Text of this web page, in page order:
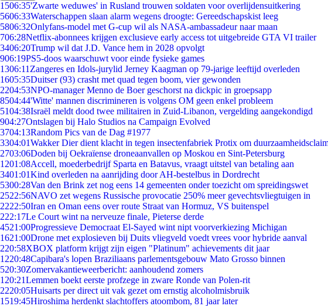
1506:35'Zwarte weduwes' in Rusland trouwen soldaten voor overlijdensuitkering
5606:33Waterschappen slaan alarm wegens droogte: Gereedschapskist leeg
5806:32Onlyfans-model met G-cup wil als NASA-ambassadeur naar maan
706:28Netflix-abonnees krijgen exclusieve early access tot uitgebreide GTA VI trailer
3406:20Trump wil dat J.D. Vance hem in 2028 opvolgt
906:19PS5-doos waarschuwt voor einde fysieke games
1306:11 Zangeres en Idols-jurylid Jerney Kaagman op 79-jarige leeftijd overleden
1605:35Duitser (93) crasht met quad tegen boom, vier gewonden
2204:53NPO-manager Menno de Boer geschorst na dickpic in groepsapp
8504:44'Witte' mannen discrimineren is volgens OM geen enkel probleem
5104:38Israël meldt dood twee militairen in Zuid-Libanon, vergelding aangekondigd
904:27Ontslagen bij Halo Studios na Campaign Evolved
3704:13Random Pics van de Dag #1977
3304:01Wakker Dier dient klacht in tegen insectenfabriek Protix om
2703:06Doden bij Oekraïense droneaanvallen op Moskou en Sint-Petersburg
1201:08Accell, moederbedrijf Sparta en Batavus, vraagt uitstel van betaling aan
3401:01Kind overleden na aanrijding door AH-bestelbus in Dordrecht
5300:28Van den Brink zet nog eens 14 gemeenten onder toezicht om spreidingswet
2522:56NAVO zet wegens Russische provocatie 250% meer gevechtsvliegtuigen in
2222:50Iran en Oman eens over route Straat van Hormuz, VS buitenspel
222:17Le Court wint na nerveuze finale, Pieterse derde
4521:00Progressieve Democraat El-Sayed wint nipt voorverkiezing Michigan
1621:00Drone met explosieven bij Duits vliegveld voedt vrees voor hybride aanval
220:58XBOX platform krijgt zijn eigen "Platinum" achievements dit jaar
1220:48Capibara's lopen Braziliaans parlementsgebouw Mato Grosso binnen
520:30Zomervakantieweerbericht: aanhoudend zomers
1 20:21Lemmen boekt eerste profzege in zware Ronde van Polen-rit
2220:05Huisarts per direct uit vak gezet om ernstig alcoholmisbruik
1519:45Hiroshima herdenkt slachtoffers atoombom, 81 jaar later